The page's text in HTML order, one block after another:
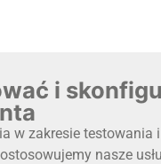
i
w zakresie
nasze